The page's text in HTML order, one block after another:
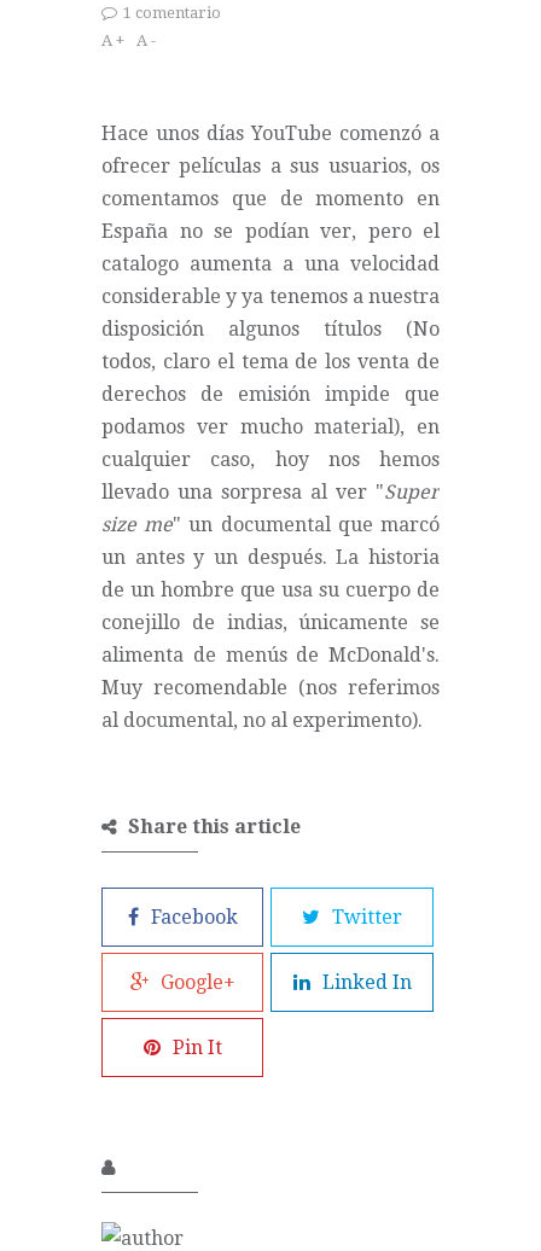
1 comentario
A +
A -
Hace unos días YouTube comenzó a
ofrecer películas a sus usuarios, os
comentamos que de momento en
España no se podían ver, pero el
catalogo aumenta a una velocidad
considerable y ya tenemos a nuestra
disposición algunos títulos (No
todos, claro el tema de los venta de
derechos de emisión impide que
podamos ver mucho material), en
cualquier caso, hoy nos hemos
llevado una sorpresa al ver "Super
size me" un documental que marcó
un antes y un después. La historia
de un hombre que usa su cuerpo de
conejillo de indias, únicamente se
alimenta de menús de McDonald's.
Muy recomendable (nos referimos
al documental, no al experimento).
Share this article
Facebook Twitter
Google+ Linked In
Pin It